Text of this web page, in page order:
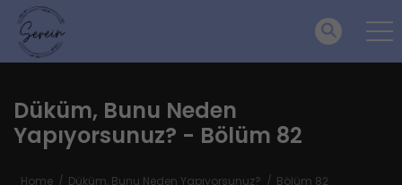
Düküm, Bunu Neden
Yapıyorsunuz? - Bölüm 82
Home Düküm, Bunu Neden Yapıyorsunuz? Bölüm 82